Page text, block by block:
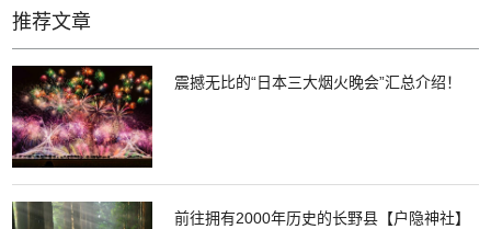
推荐文章
震撼无比的“日本三大烟火晚会”汇总介绍！
前往拥有2000年历史的长野县【户隐神社】